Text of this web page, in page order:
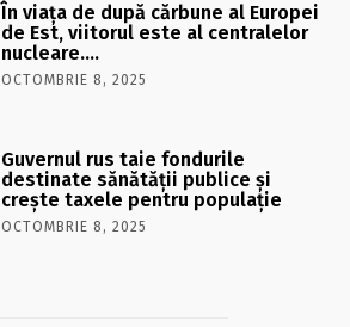
În viaţa de după cărbune al Europei
de Est, viitorul este al centralelor
nucleare….
OCTOMBRIE 8, 2025
Guvernul rus taie fondurile
destinate sănătății publice și
crește taxele pentru populație
OCTOMBRIE 8, 2025